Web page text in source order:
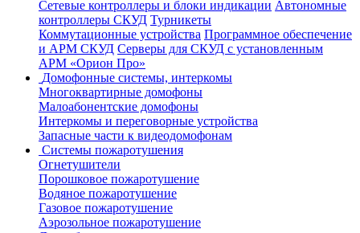
Сетевые контроллеры и блоки индикации Автономные
контроллеры СКУД Турникеты
Коммутационные устройства Программное обеспечение
и АРМ СКУД Серверы для СКУД с установленным
АРМ «Орион Про»
Домофонные системы, интеркомы
Многоквартирные домофоны
Малоабонентские домофоны
Интеркомы и переговорные устройства
Запасные части к видеодомофонам
Системы пожаротушения
Огнетушители
Порошковое пожаротушение
Водяное пожаротушение
Газовое пожаротушение
Аэрозольное пожаротушение